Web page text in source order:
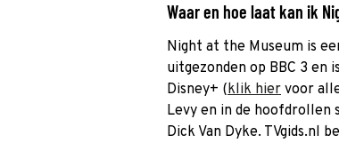
Waar en hoe laat kan ik
Night at the Museum is
uitgezonden op BBC 3 en
Disney+ (klik hier voor
Levy en in de hoofdrollen
Dick Van Dyke. TVgids.nl